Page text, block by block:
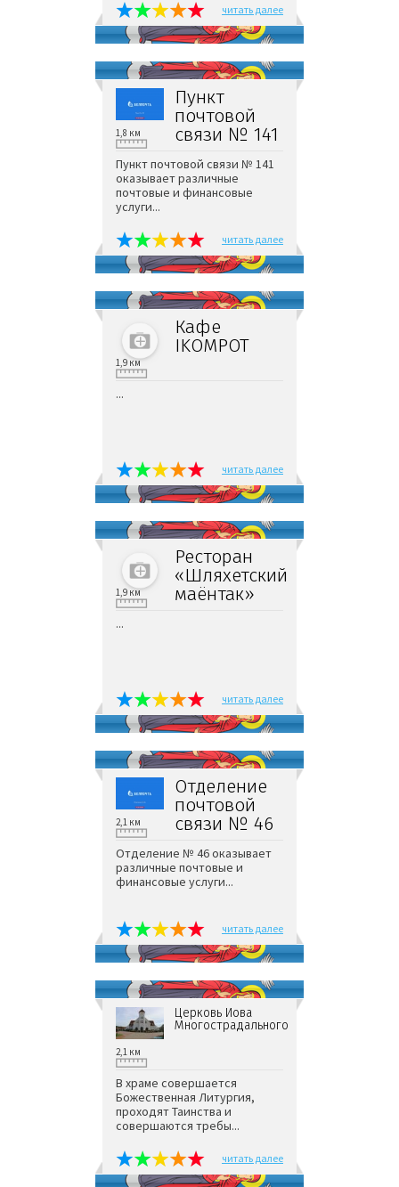
читать далее
Пункт
почтовой
связи № 141
1,8 км
Пункт почтовой связи № 141
оказывает различные
почтовые и финансовые
услуги...
читать далее
Кафе
IKOMPOT
1,9 км
...
читать далее
Ресторан
«Шляхетский
маёнтак»
1,9 км
...
читать далее
Отделение
почтовой
связи № 46
2,1 км
Отделение № 46 оказывает
различные почтовые и
финансовые услуги...
читать далее
Церковь Иова
Многострадального
2,1 км
В храме совершается
Божественная Литургия,
проходят Таинства и
совершаются требы...
читать далее